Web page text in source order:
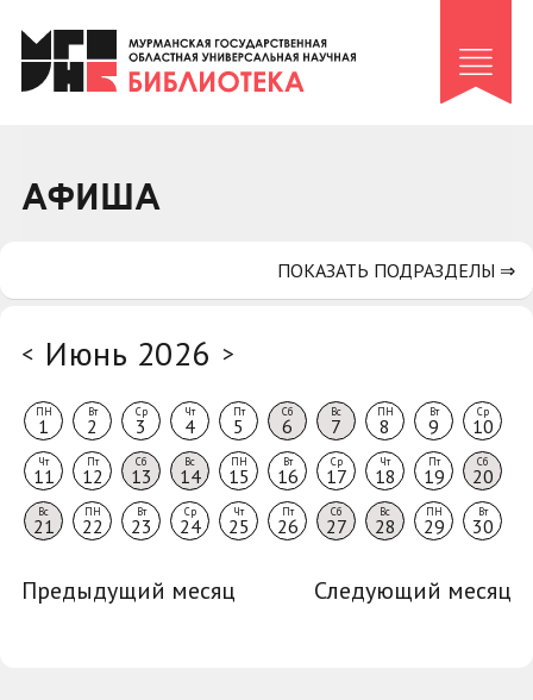
Клуб «Гиря и сельдерей»
Клуб «Семейный архив»
Коллегам
АФИША
< Июнь 2026 >
ПН
1
Вт
2
Ср
3
Чт
4
Пт
5
Сб
6
Вс
7
ПН
8
Вт
9
Ср
10
Чт
11
Пт
12
Сб
13
Вс
14
ПН
15
Вт
16
Ср
17
Чт
18
Пт
19
Сб
20
Вс
21
ПН
22
Вт
23
Ср
24
Чт
25
Пт
26
Сб
27
Вс
28
ПН
29
Вт
30
Предыдущий месяц Следующий месяц
ПОКАЗАТЬ ПОДРАЗДЕЛЫ ⇒